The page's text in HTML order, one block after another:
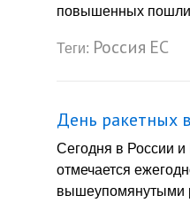
повышенных
Теги: Россия ЕС
День ракетных
Сегодня в России и
отмечается
вышеупомянутыми